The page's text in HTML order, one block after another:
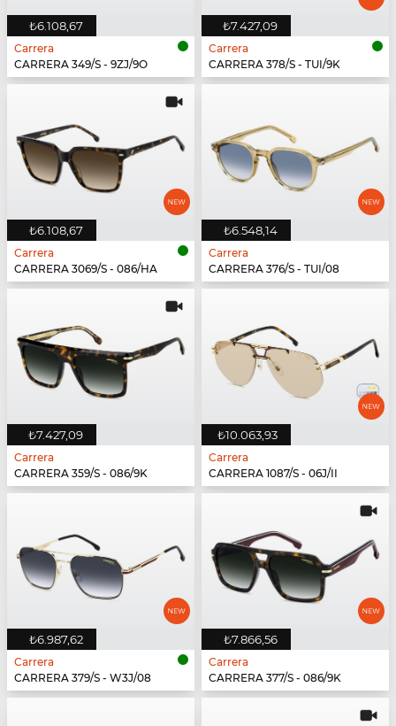
₺6.108,67
Carrera
CARRERA 349/S - 9ZJ/9O
₺7.427,09
Carrera
CARRERA 378/S - TUI/9K
₺6.108,67
Carrera
CARRERA 3069/S - 086/HA
₺6.548,14
Carrera
CARRERA 376/S - TUI/08
₺7.427,09
Carrera
CARRERA 359/S - 086/9K
₺10.063,93
Carrera
CARRERA 1087/S - 06J/II
₺6.987,62
Carrera
CARRERA 379/S - W3J/08
₺7.866,56
Carrera
CARRERA 377/S - 086/9K